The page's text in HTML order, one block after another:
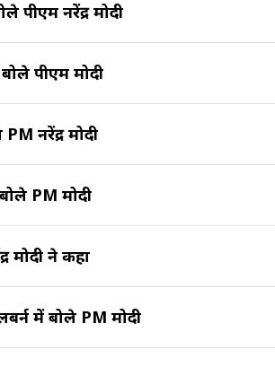
पीएम नरेंद्र मोदी
पीएम मोदी
नरेंद्र मोदी
PM मोदी
मोदी ने कहा
में बोले PM मोदी